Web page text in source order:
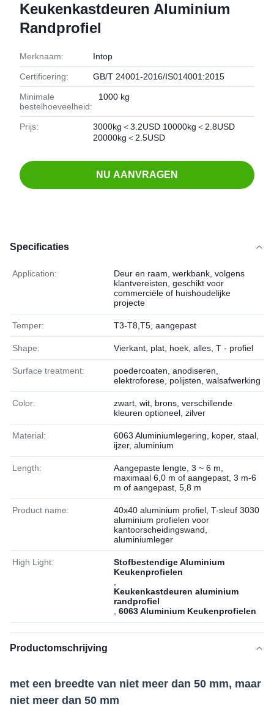
Keukenkastdeuren Aluminium
Randprofiel
Merknaam: Intop
Certificering: GB/T 24001-2016/IS014001:2015
Minimale
bestelhoeveelheid:
1000 kg
Prijs:
3000kg＜3.2USD 10000kg＜2.8USD
20000kg＜2.5USD
NU AANVRAGEN
Specificaties
Application:
Deur en raam, werkbank, volgens
klantvereisten, geschikt voor
commerciële of huishoudelijke
projecte
Temper: T3-T8,T5, aangepast
Shape: Vierkant, plat, hoek, alles, T - profiel
Surface treatment:
poedercoaten, anodiseren,
elektroforese, polijsten, walsafwerking
Color:
zwart, wit, brons, verschillende
kleuren optioneel, zilver
Material:
6063 Aluminiumlegering, koper, staal,
ijzer, aluminium
Length:
Aangepaste lengte, 3 ~ 6 m,
maximaal 6,0 m of aangepast, 3 m-6
m of aangepast, 5,8 m
Product name:
40x40 aluminium profiel, T-sleuf 3030
aluminium profielen voor
kantoorscheidingswand,
aluminiumleger
High Light:
Stofbestendige Aluminium
Keukenprofielen
Keukenkastdeuren aluminium
randprofiel
6063 Aluminium Keukenprofielen
Productomschrijving
met een breedte van niet meer dan 50 mm, maar
niet meer dan 50 mm